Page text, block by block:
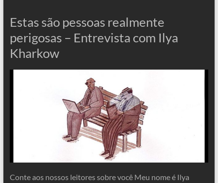
Estas são pessoas realmente
perigosas – Entrevista com Ilya
Kharkow
Conte aos nossos leitores sobre você Meu nome é Ilya